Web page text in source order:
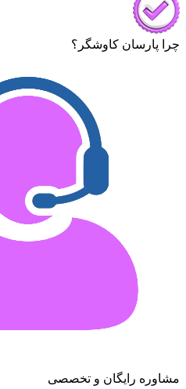
چرا پارسان کاوشگر؟
مشاوره رایگان و تخصصی